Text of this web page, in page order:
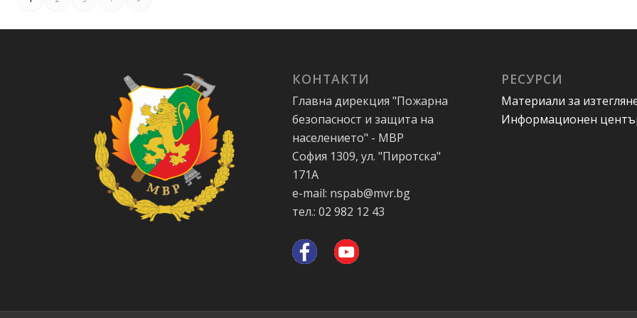
КОНТАКТИ
Главна дирекция "Пожарна
безопасност и защита на
населението" - МВР
София 1309, ул. "Пиротска"
171А
e-mail: nspab@mvr.bg
тел.: 02 982 12 43
РЕСУРСИ
Материали за
Информационен